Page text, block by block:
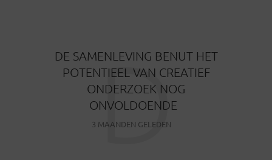
DE SAMENLEVING BENUT HET
POTENTIEEL VAN CREATIEF
ONDERZOEK NOG
ONVOLDOENDE
3 MAANDEN GELEDEN
D